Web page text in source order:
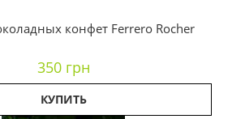
конфет Ferrero Rocher
350 грн
КУПИТЬ